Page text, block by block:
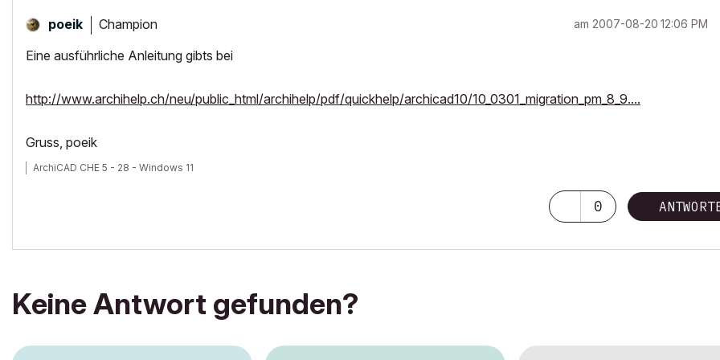
poeik Champion am ‎2007-08-20 12:06 PM
Eine ausführliche Anleitung gibts bei
http://www.archihelp.ch/neu/public_html/archihelp/pdf/quickhelp/archicad10/10_0301_migration_pm_8_9....
Gruss, poeik
ArchiCAD CHE 5 - 28 - Windows 11
0
Keine Antwort gefunden?